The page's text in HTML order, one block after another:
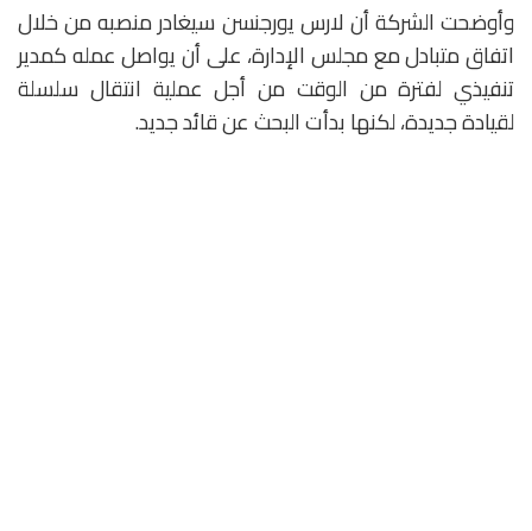
وأوضحت الشركة أن لارس يورجنسن سيغادر منصبه من خلال
اتفاق متبادل مع مجلس الإدارة، على أن يواصل عمله كمدير
تنفيذي لفترة من الوقت من أجل عملية انتقال سلسلة
لقيادة جديدة، لكنها بدأت البحث عن قائد جديد.